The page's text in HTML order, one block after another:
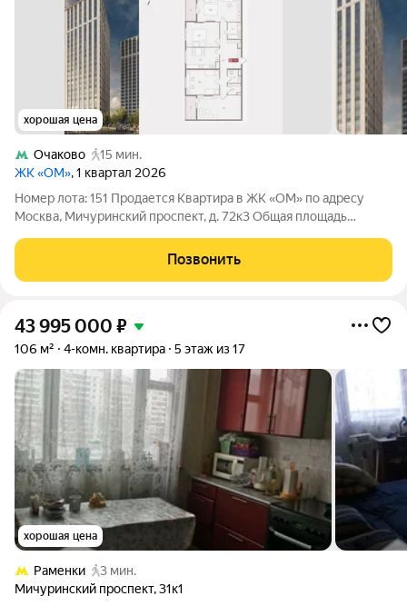
хорошая цена
Очаково
15 мин.
ЖК «ОМ», 1 квартал 2026
Номер лота: 151 Продается Квартира в ЖК «ОМ» по адресу
Москва, Мичуринский проспект, д. 72к3 Общая площадь
Москвы. Современный дом
Позвонить
43 995 000 ₽
106 м² 4-комн. квартира 5 этаж из 17
хорошая цена
Раменки
3 мин.
Мичуринский проспект,31к1